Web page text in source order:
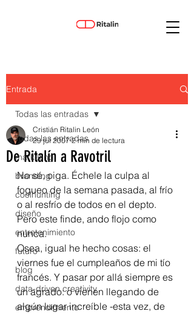
Entrada
Todas las entradas
marketing
branding
coolhunting
diseño
entretenimiento
futuro
blog
data-driven creativity
emprendimiento
Todas las entradas
De Ritalín a Ravotril
Cristián Ritalin León
29 jul 2007 2 min de lectura
No sé, oiga. Échele la culpa al
fogueo de la semana pasada, al frío
o al resfrío de todos en el depto.
Pero este finde, ando flojo como
nunca.
Osea, igual he hecho cosas: el
viernes fue el cumpleaños de mi tío
francés. Y pasar por allá siempre es
un agrado: o vienen llegando de
algún lugar increíble -esta vez, de